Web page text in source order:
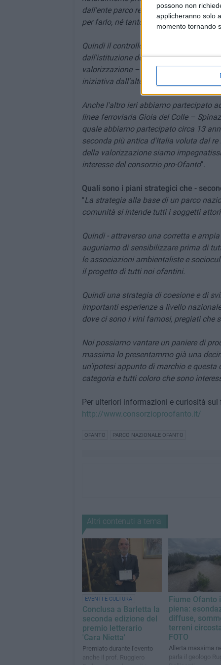
possono non
applicheranno solo
momento tornando
dall'ente parco regionale della Puglia
per farlo, né tanto meno nell'alta e
Quindi il controllo, il monitoraggio e gli
dall'istituzione del Parco Nazionale.
valorizzazione – cosa di cui ci siamo
iniziativa dall'alto Ofanto fino a Barletta.
Anche l'altro ieri abbiamo partecipato
linea ferroviaria Gioia del Colle –
quale abbiamo partecipato circa 13
seconda più antica d'Italia voluta dal
della valorizzazione siamo
interesse del consorzio pro-Ofanto".
Quali sono i piani strategici che -
"La strategia alla base di un parco
comunità si intende tutti i soggetti
Quindi - attraverso una corretta e
auguriamo di sensibilizzare prima di
le associazioni ambientaliste e
il progetto di tutti noi ofantini.
Quindi una strategia di coesione e di
importanti esperienze a livello
dove ci sono i vini famosi, pregiati che
Noi possiamo vantare un paniere di
massima lo presentammo già una
un'ipotesi appunto di marchio e
categoria e tutti coloro che sono
Per ulteriori informazioni e curiosità
http://www.consorzioproofanto.it/
OFANTO PARCO NAZIONALE OFANTO
Altri contenuti a tema
EVENTI E CULTURA
Conclusa a Barletta la
seconda edizione del
premio letterario
'Cara Nietta'
Premiato durante l'evento
anche il prof. Ruggiero
Fiume Ofanto
piena:
diffuse,
terreni
FOTO
Allerta massima
parla il geologo